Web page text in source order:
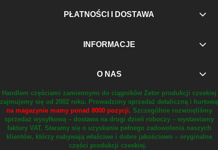
PŁATNOŚCI I DOSTAWA
INFORMACJE
O NAS
Handlem częściami zamiennymi do ciągników Zetor produkcji czeskiej
zajmujemy się od 2002 roku. Prowadzimy sprzedaż detaliczną i hurtową
na magazynie mamy ponad 8000 pozycji. Szczególnie rozwinęliśmy
sprzedaż wysyłkową – dostawa na drugi dzień roboczy – wystawiamy
faktury VAT. Staramy się o uzyskanie pełnego zadowolenia naszych
klientów, którzy nabywają właściwe i dobre jakościowo – oryginalne
części produkcji czeskiej.